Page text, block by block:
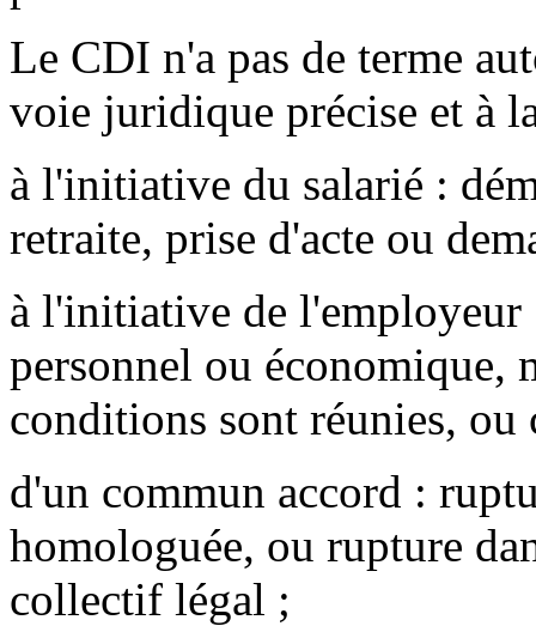
Le CDI n'a pas de terme
voie juridique précise et à
à l'initiative du salarié :
retraite, prise d'acte ou
à l'initiative de
personnel ou économique,
conditions sont réunies,
d'un commun accord :
homologuée, ou rupture
collectif légal ;